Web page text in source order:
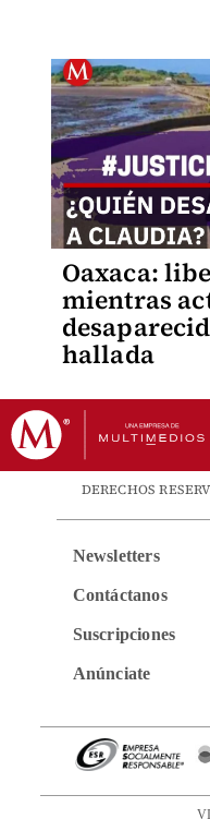
Oaxaca:
mientras
hallada
DERECHOS
Newsletters
Contáctanos
Suscripciones
Anúnciate